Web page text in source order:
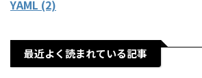
YAML (2)
最近よく読まれている記事